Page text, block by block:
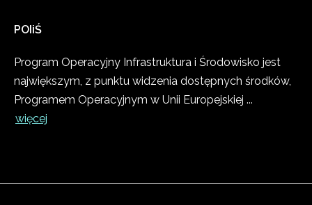
POIiŚ
Program Operacyjny Infrastruktura i Środowisko jest
największym, z punktu widzenia dostępnych środków,
Programem Operacyjnym w Unii Europejskiej ...
więcej